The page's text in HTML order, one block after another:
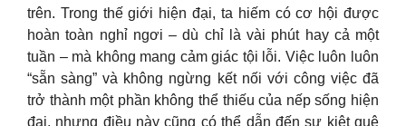
trên. Trong thế giới hiện đại, ta hiếm có cơ hội được
hoàn toàn nghỉ ngơi – dù chỉ là vài phút hay cả một
tuần – mà không mang cảm giác tội lỗi. Việc luôn luôn
“sẵn sàng” và không ngừng kết nối với công việc đã
trở thành một phần không thể thiếu của nếp sống hiện
đại, nhưng điều này cũng có thể dẫn đến sự kiệt quệ